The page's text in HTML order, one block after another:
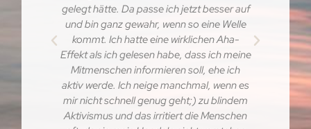
gelegt hätte. Da passe ich jetzt besser auf
und bin ganz gewahr, wenn so eine Welle
kommt. Ich hatte eine wirklichen Aha-
Effekt als ich gelesen habe, dass ich meine
Mitmenschen informieren soll, ehe ich
aktiv werde. Ich neige manchmal, wenn es
mir nicht schnell genug geht;) zu blindem
Aktivismus und das irritiert die Menschen